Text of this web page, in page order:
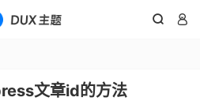
 
文章id的方法